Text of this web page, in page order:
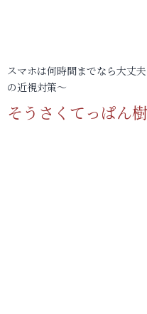
スマホは何時間までなら大丈
の近視対策～
そうさくてっぱん